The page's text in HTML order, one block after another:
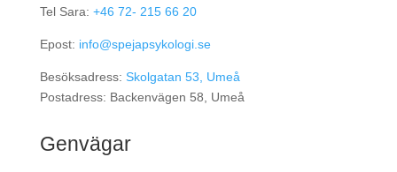
Tel Sara: +46 72- 215 66 20
Epost: info@spejapsykologi.se
Besöksadress: Skolgatan 53, Umeå
Postadress: Backenvägen 58, Umeå
Genvägar